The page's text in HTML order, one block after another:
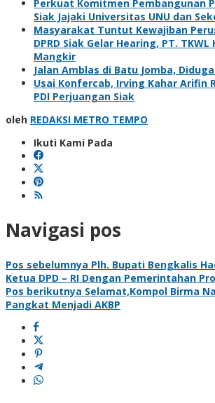
Perkuat Komitmen Pembangunan
Siak Jajaki Universitas UNU dan
Masyarakat Tuntut Kewajiban
DPRD Siak Gelar Hearing, PT.
Mangkir
Jalan Amblas di Batu Jomba,
Usai Konfercab, Irving Kahar Arifin
PDI Perjuangan Siak
oleh REDAKSI METRO TEMPO
Ikuti Kami Pada
Navigasi pos
Pos sebelumnya Plh. Bupati Bengkalis
Ketua DPD – RI Dengan Pemerintahan
Pos berikutnya Selamat,Kompol Birma
Pangkat Menjadi AKBP